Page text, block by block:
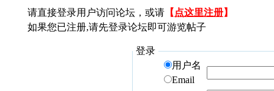
请直接登录用户访问论坛，或请 【 点这里注册】
如果您已注册,请先登录论坛即可游览帖子
登录
用户名
Email